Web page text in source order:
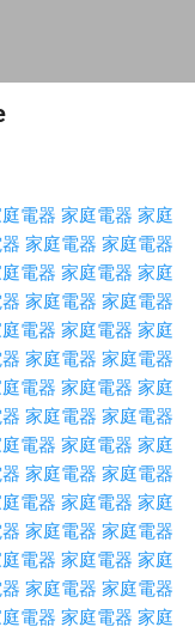
電器 家庭電器 家庭
家庭電器 家庭電器
電器 家庭電器 家庭
家庭電器 家庭電器
電器 家庭電器 家庭
家庭電器 家庭電器
電器 家庭電器 家庭
家庭電器 家庭電器
電器 家庭電器 家庭
家庭電器 家庭電器
電器 家庭電器 家庭
家庭電器 家庭電器
電器 家庭電器 家庭
家庭電器 家庭電器
電器 家庭電器 家庭